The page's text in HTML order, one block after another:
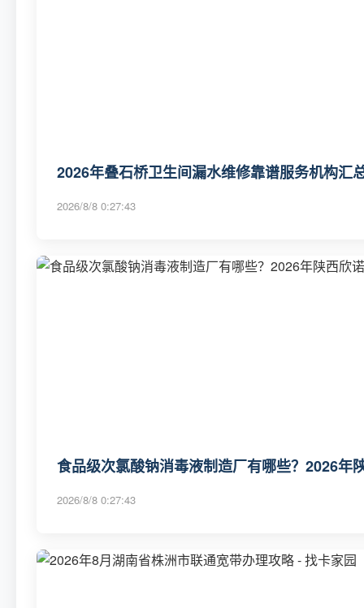
2026年叠石桥卫生间漏水维修靠谱服务机构汇
2026/8/8 0:27:43
食品级次氯酸钠消毒液制造厂有哪些？2026年
2026/8/8 0:27:43